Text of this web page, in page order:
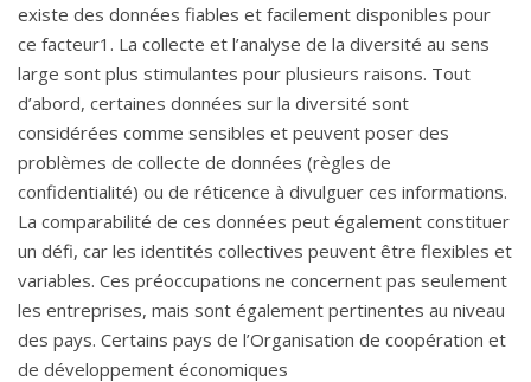
existe des données fiables et facilement disponibles pour
ce facteur1. La collecte et l’analyse de la diversité au sens
large sont plus stimulantes pour plusieurs raisons. Tout
d’abord, certaines données sur la diversité sont
considérées comme sensibles et peuvent poser des
problèmes de collecte de données (règles de
confidentialité) ou de réticence à divulguer ces informations.
La comparabilité de ces données peut également constituer
un défi, car les identités collectives peuvent être flexibles et
variables. Ces préoccupations ne concernent pas seulement
les entreprises, mais sont également pertinentes au niveau
des pays. Certains pays de l’Organisation de coopération et
de développement économiques